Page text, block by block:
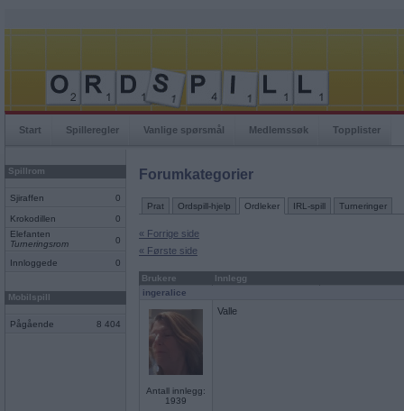
Start Spilleregler Vanlige spørsmål Medlemssøk Topplister
Spillrom
Sjiraffen 0
Krokodillen
0
Elefanten
Turneringsrom
0
Innloggede 0
Mobilspill
Pågående 8 404
Forumkategorier
Prat Ordspill-hjelp Ordleker IRL-spill Turneringer
« Forrige side
« Første side
Brukere
Innlegg
ingeralice
Antall innlegg:
1939
Valle